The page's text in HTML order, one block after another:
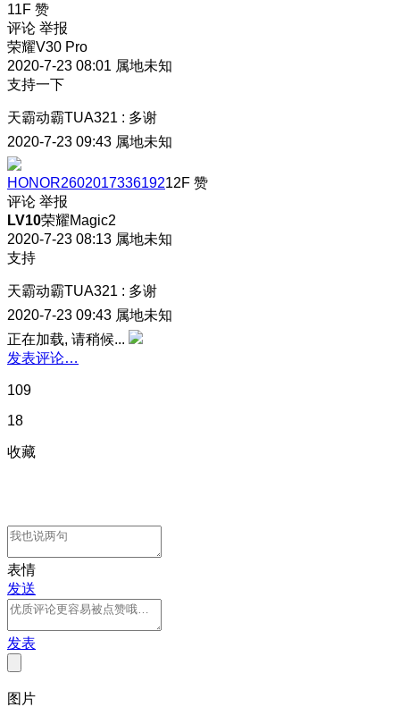
11F 赞
评论 举报
荣耀V30 Pro
2020-7-23 08:01 属地未知
支持一下
天霸动霸TUA321 : 多谢
2020-7-23 09:43 属地未知
HONOR260201733619212F 赞
评论 举报
LV10荣耀Magic2
2020-7-23 08:13 属地未知
支持
天霸动霸TUA321 : 多谢
2020-7-23 09:43 属地未知
正在加载, 请稍候...
发表评论…
109
18
收藏
表情
发送
发表
图片